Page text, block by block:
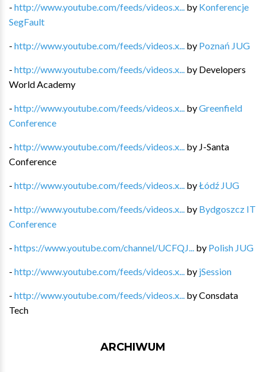
- http://www.youtube.com/feeds/videos.x... by Konferencje
SegFault
- http://www.youtube.com/feeds/videos.x... by Poznań JUG
- http://www.youtube.com/feeds/videos.x... by Developers
World Academy
- http://www.youtube.com/feeds/videos.x... byGreenfield
Conference
- http://www.youtube.com/feeds/videos.x... by J-Santa
Conference
- http://www.youtube.com/feeds/videos.x... byŁódź JUG
- http://www.youtube.com/feeds/videos.x... by Bydgoszcz IT
Conference
- https://www.youtube.com/channel/UCFQJ... by Polish JUG
- http://www.youtube.com/feeds/videos.x... by jSession
- http://www.youtube.com/feeds/videos.x... byConsdata
Tech
ARCHIWUM